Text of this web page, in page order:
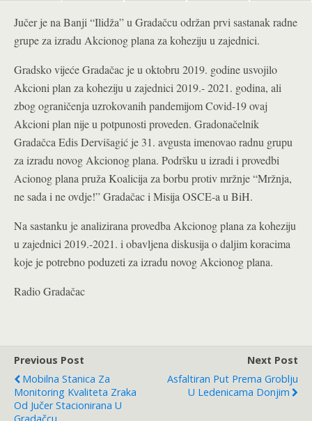
Jučer je na Banji “Ilidža” u Gradačcu održan prvi sastanak radne
grupe za izradu Akcionog plana za koheziju u zajednici.
Gradsko vijeće Gradačac je u oktobru 2019. godine usvojilo
Akcioni plan za koheziju u zajednici 2019.- 2021. godina, ali
zbog ograničenja uzrokovanih pandemijom Covid-19 ovaj
Akcioni plan nije u potpunosti proveden. Gradonačelnik
Gradačca Edis Dervišagić je 31. avgusta imenovao radnu grupu
za izradu novog Akcionog plana. Podršku u izradi i provedbi
Acionog plana pruža Koalicija za borbu protiv mržnje “Mržnja,
ne sada i ne ovdje!” Gradačac i Misija OSCE-a u BiH.
Na sastanku je analizirana provedba Akcionog plana za koheziju
u zajednici 2019.-2021. i obavljena diskusija o daljim koracima
koje je potrebno poduzeti za izradu novog Akcionog plana.
Radio Gradačac
Previous Post
Mobilna Stanica Za
Monitoring Kvaliteta Zraka
Od Jučer Stacionirana U
Next Post
Asfaltiran Put Prema Groblju
U Ledenicama Donjim